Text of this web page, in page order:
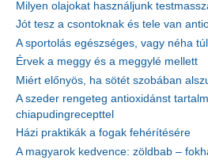
Milyen olajokat használjunk
Jót tesz a csontoknak és tele van
A sportolás egészséges, vagy néha
Érvek a meggy és a meggylé mellett
Miért előnyös, ha sötét szobában
A szeder rengeteg antioxidánst
chiapudingrecepttel
Házi praktikák a fogak fehérítésére
A magyarok kedvence: zöldbab –